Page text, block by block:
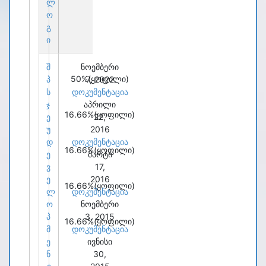
ლ
ო
გ
ი
შ
პ
ს
ჯ
ე
უ
დ
ე
ვ
ე
ლ
ო
პ
მ
ე
ნ
50%(ყოფილი)
16.66%(ყოფილი)
16.66%(ყოფილი)
16.66%(ყოფილი)
16.66%(ყოფილი)
ნოემბერი
7, 2022
დოკუმენტაცია
აპრილი
22,
2016
დოკუმენტაცია
მარტი
17,
2016
დოკუმენტაცია
ნოემბერი
3, 2015
დოკუმენტაცია
ივნისი
30,